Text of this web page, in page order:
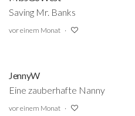
Saving Mr. Banks
vor einem Monat
JennyW
Eine zauberhafte Nanny
vor einem Monat